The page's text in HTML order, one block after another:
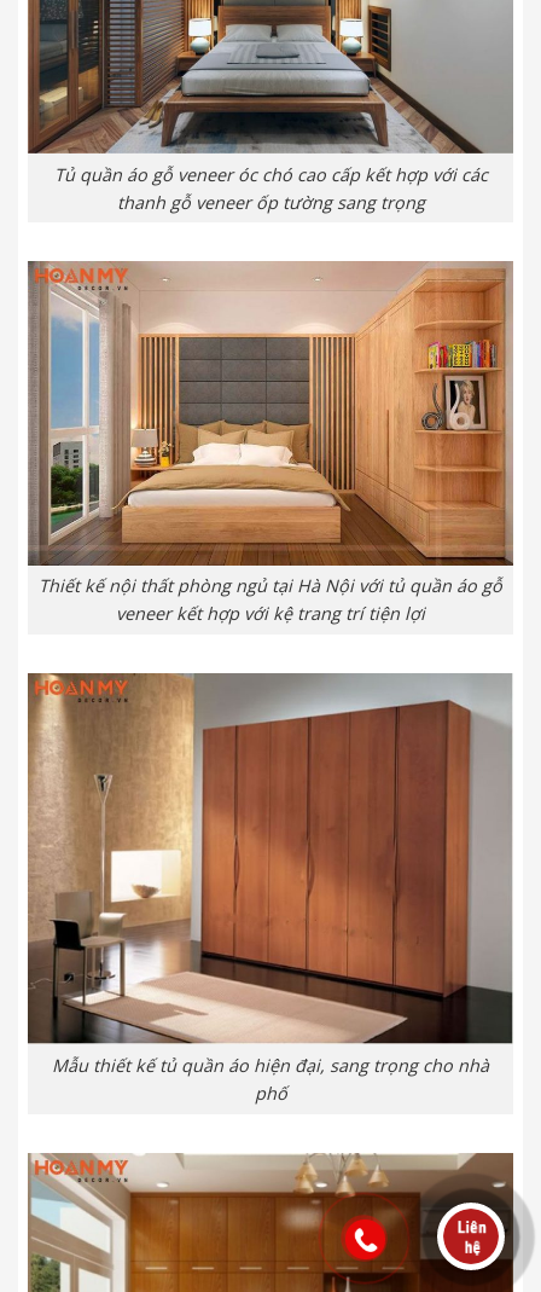
Tủ quần áo gỗ veneer óc chó cao cấp kết hợp với các
thanh gỗ veneer ốp tường sang trọng
Thiết kế nội thất phòng ngủ tại Hà Nội với tủ quần áo gỗ
veneer kết hợp với kệ trang trí tiện lợi
Mẫu thiết kế tủ quần áo hiện đại, sang trọng cho nhà
phố